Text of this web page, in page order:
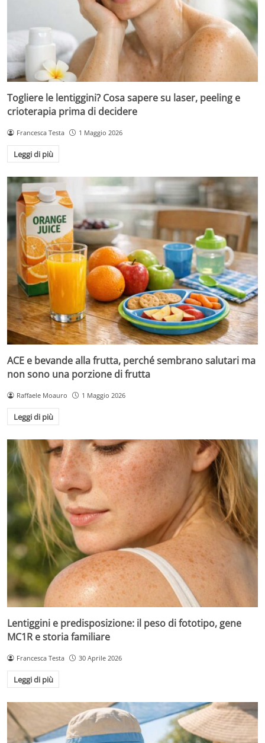
Togliere le lentiggini? Cosa sapere su laser, peeling e
crioterapia prima di decidere
Francesca Testa 1 Maggio 2026
Leggi di più
ACE e bevande alla frutta, perché sembrano salutari ma
non sono una porzione di frutta
Raffaele Moauro 1 Maggio 2026
Leggi di più
Lentiggini e predisposizione: il peso di fototipo, gene
MC1R e storia familiare
Francesca Testa 30 Aprile 2026
Leggi di più